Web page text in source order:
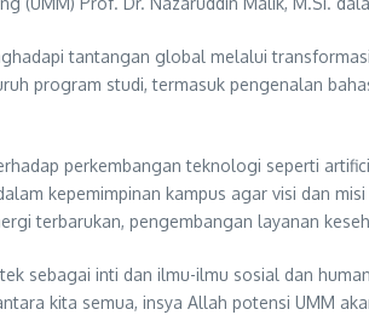
tantangan global melalui
program studi, termasuk pengenalan
perkembangan teknologi seperti
kepemimpinan kampus agar visi dan
terbarukan, pengembangan layanan
sebagai inti dan ilmu-ilmu sosial dan
kita semua, insya Allah potensi UMM